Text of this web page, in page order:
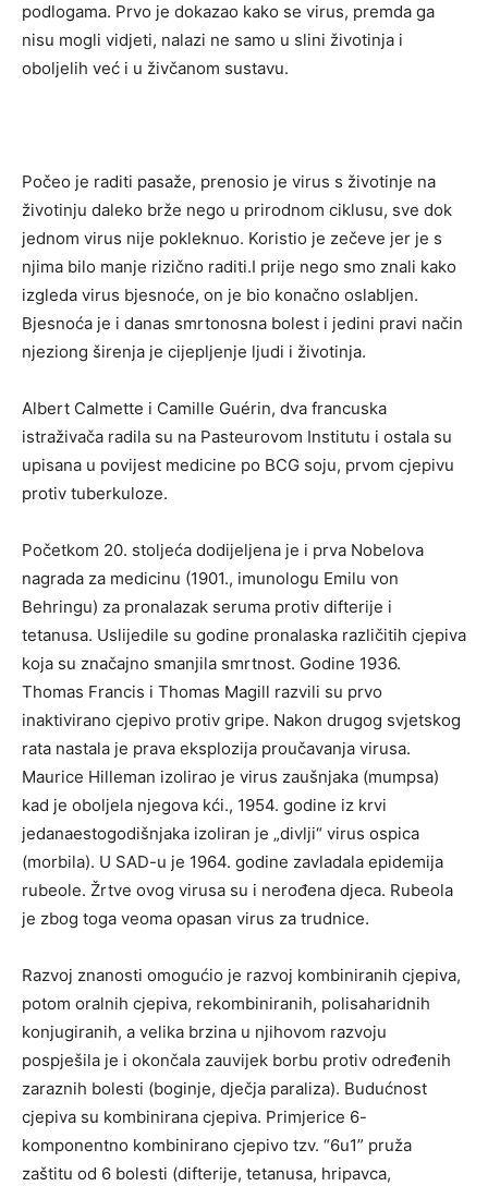
podlogama. Prvo je dokazao kako se virus, premda ga
nisu mogli vidjeti, nalazi ne samo u slini životinja i
oboljelih već i u živčanom sustavu.
Počeo je raditi pasaže, prenosio je virus s životinje na
životinju daleko brže nego u prirodnom ciklusu, sve dok
jednom virus nije pokleknuo. Koristio je zečeve jer je s
njima bilo manje rizično raditi.I prije nego smo znali kako
izgleda virus bjesnoće, on je bio konačno oslabljen.
Bjesnoća je i danas smrtonosna bolest i jedini pravi način
njeziong širenja je cijepljenje ljudi i životinja.
Albert Calmette i Camille Guérin, dva francuska
istraživača radila su na Pasteurovom Institutu i ostala su
upisana u povijest medicine po BCG soju, prvom cjepivu
protiv tuberkuloze.
Početkom 20. stoljeća dodijeljena je i prva Nobelova
nagrada za medicinu (1901., imunologu Emilu von
Behringu) za pronalazak seruma protiv difterije i
tetanusa. Uslijedile su godine pronalaska različitih cjepiva
koja su značajno smanjila smrtnost. Godine 1936.
Thomas Francis i Thomas Magill razvili su prvo
inaktivirano cjepivo protiv gripe. Nakon drugog svjetskog
rata nastala je prava eksplozija proučavanja virusa.
Maurice Hilleman izolirao je virus zaušnjaka (mumpsa)
kad je oboljela njegova kći., 1954. godine iz krvi
jedanaestogodišnjaka izoliran je „divlji“ virus ospica
(morbila). U SAD-u je 1964. godine zavladala epidemija
rubeole. Žrtve ovog virusa su i nerođena djeca. Rubeola
je zbog toga veoma opasan virus za trudnice.
Razvoj znanosti omogućio je razvoj kombiniranih cjepiva,
potom oralnih cjepiva, rekombiniranih, polisaharidnih
konjugiranih, a velika brzina u njihovom razvoju
pospješila je i okončala zauvijek borbu protiv određenih
zaraznih bolesti (boginje, dječja paraliza). Budućnost
cjepiva su kombinirana cjepiva. Primjerice 6-
komponentno kombinirano cjepivo tzv. “6u1” pruža
zaštitu od 6 bolesti (difterije, tetanusa, hripavca,